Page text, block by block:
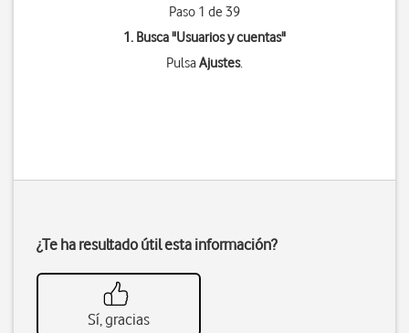
Paso 1 de 39
1. Busca "Usuarios y cuentas"
PulsaAjustes.
¿Te ha resultado útil esta información?
Sí, gracias